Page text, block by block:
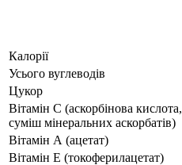
Калорії
Усього вуглеводів
Цукор
Вітамін С (аскорбінова кислота,
суміш мінеральних аскорбатів)
Вітамін А (ацетат)
Вітамін E (токоферилацетат)